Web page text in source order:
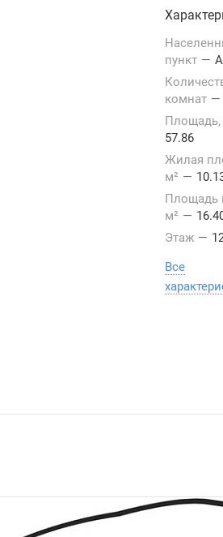
пункт —
комнат —
Площадь,
57.86
Жилая
м² —
Площадь
м² —
Этаж —
Все